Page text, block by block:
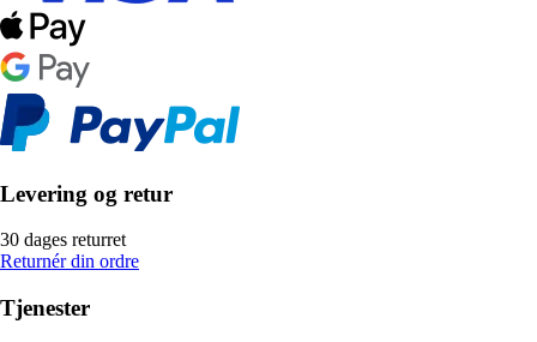
Levering og retur
30 dages returret
Returnér din ordre
Tjenester